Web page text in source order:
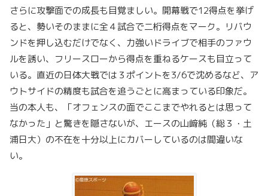
さらに攻撃面での成長も目覚ましい。開幕戦で12得点を挙げ
ると、勢いそのままに全４試合で二桁得点をマーク。リバウ
ンドを押し込むだけでなく、力強いドライブで相手のファウ
ルを誘い、フリースローから得点を重ねるケースも目立って
いる。直近の日体大戦では３ポイントを3/6で沈めるなど、ア
ウトサイドの精度も試合を追うごとに高まっている印象だ。
当の本人も、「オフェンスの面でここまでやれるとは思って
なかった」と驚きを隠さないが、エースの山﨑純（総３・土
浦日大）の不在を十分以上にカバーしているのは間違いな
い。